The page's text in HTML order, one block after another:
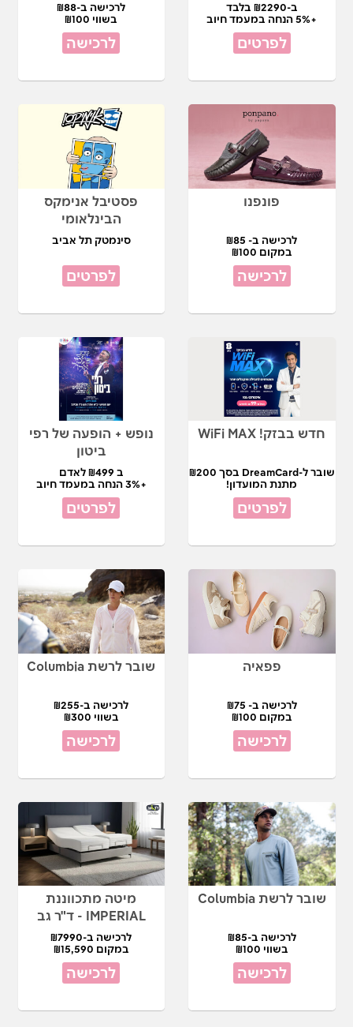
ב-₪2290 בלבד
+5% הנחה במעמד חיוב
לפרטים
לרכישה ב-₪88
בשווי ₪100
לרכישה
פונפנו
לרכישה ב- ₪85
במקום ₪100
לרכישה
פסטיבל אנימקס
הבינלאומי
סינמטק תל אביב
לפרטים
חדש בבזק! WiFi MAX
שובר ל-DreamCard בסך ₪200
מתנת המועדון!
לפרטים
נופש + הופעה של רפי
ביטון
ב ₪499 לאדם
+3% הנחה במעמד חיוב
לפרטים
פפאיה
לרכישה ב- ₪75
במקום ₪100
לרכישה
שובר לרשת Columbia
לרכישה ב-₪255
בשווי ₪300
לרכישה
שובר לרשת Columbia
לרכישה ב-₪85
בשווי ₪100
לרכישה
מיטה מתכווננת
IMPERIAL - ד"ר גב
לרכישה ב-₪7990
במקום ₪15,590
לרכישה